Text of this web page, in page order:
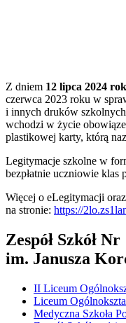
Z dniem 12 lipca 2024
czerwca 2023 roku w
i innych druków
wchodzi w życie
plastikowej karty, którą
Legitymacje szkolne w
bezpłatnie uczniowie
Więcej o eLegitymacji
na stronie: https://
Zespół Szkół Nr
im. Janusza
II Liceum
Liceum
Medyczna Szkoła